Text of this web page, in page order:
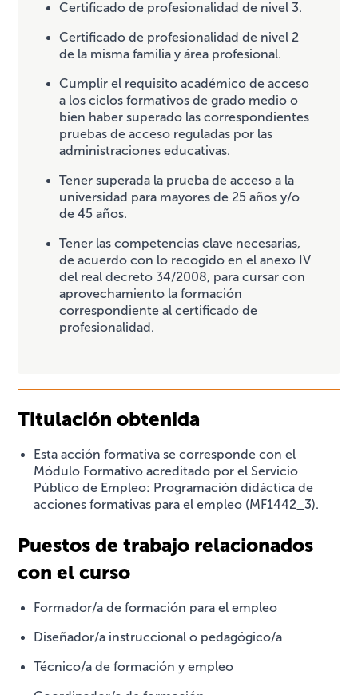
Certificado de profesionalidad de nivel 3.
Certificado de profesionalidad de nivel 2
de la misma familia y área profesional.
Cumplir el requisito académico de acceso
a los ciclos formativos de grado medio o
bien haber superado las correspondientes
pruebas de acceso reguladas por las
administraciones educativas.
Tener superada la prueba de acceso a la
universidad para mayores de 25 años y/o
de 45 años.
Tener las competencias clave necesarias,
de acuerdo con lo recogido en el anexo IV
del real decreto 34/2008, para cursar con
aprovechamiento la formación
correspondiente al certificado de
profesionalidad.
Titulación obtenida
Esta acción formativa se corresponde con el
Módulo Formativo acreditado por el Servicio
Público de Empleo: Programación didáctica de
acciones formativas para el empleo (MF1442_3).
Puestos de trabajo relacionados
con el curso
Formador/a de formación para el empleo
Diseñador/a instruccional o pedagógico/a
Técnico/a de formación y empleo